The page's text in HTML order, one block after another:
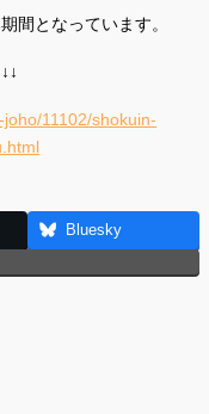
間となっています。
11102/shokuin-
Bluesky